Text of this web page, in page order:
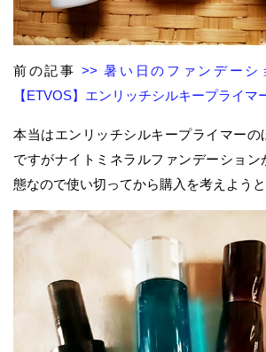
前の記事>> 暑い日のファンデーシ
【ETVOS】エンリッチシルキープライマ
本当はエンリッチシルキープライマーの
ですがナイトミネラルファンデーション
態なので使い切ってから購入を考えようと